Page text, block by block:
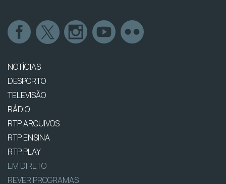
NOTÍCIAS
DESPORTO
TELEVISÃO
RÁDIO
RTP ARQUIVOS
RTP ENSINA
RTP PLAY
EM DIRETO
REVER PROGRAMAS